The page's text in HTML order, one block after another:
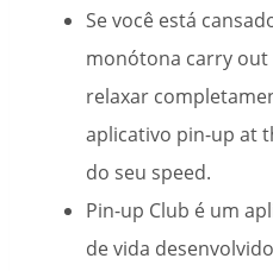
Se você está
monótona carry out
relaxar
aplicativo pin-up at
do seu speed.
Pin-up Club é um
de vida